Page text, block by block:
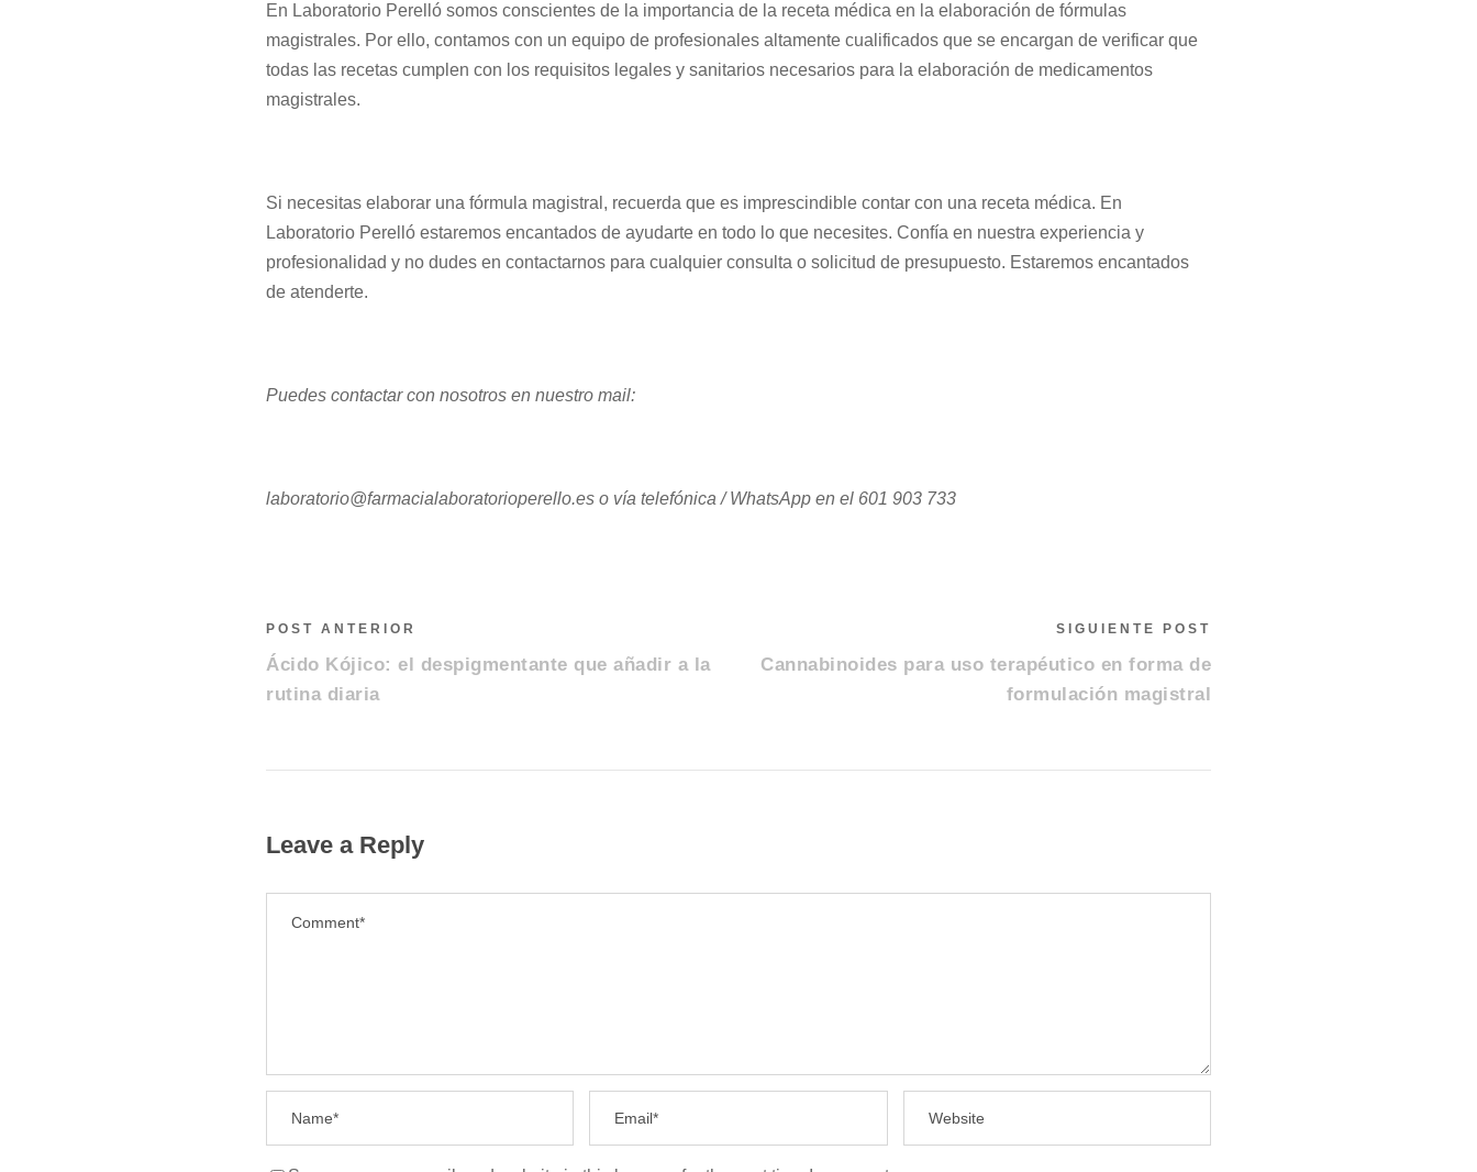
En Laboratorio Perelló somos conscientes de la importancia de la receta médica en la elaboración de fórmulas
magistrales. Por ello, contamos con un equipo de profesionales altamente cualificados que se encargan de verificar que
todas las recetas cumplen con los requisitos legales y sanitarios necesarios para la elaboración de medicamentos
magistrales.
Si necesitas elaborar una fórmula magistral, recuerda que es imprescindible contar con una receta médica. En
Laboratorio Perelló estaremos encantados de ayudarte en todo lo que necesites. Confía en nuestra experiencia y
profesionalidad y no dudes en contactarnos para cualquier consulta o solicitud de presupuesto. Estaremos encantados
de atenderte.
Puedes contactar con nosotros en nuestro mail:
laboratorio@farmacialaboratorioperello.es o vía telefónica / WhatsApp en el 601 903 733
POST ANTERIOR
Ácido Kójico: el despigmentante que añadir a la
rutina diaria
SIGUIENTE POST
Cannabinoides para uso terapéutico en forma de
formulación magistral
Leave a Reply